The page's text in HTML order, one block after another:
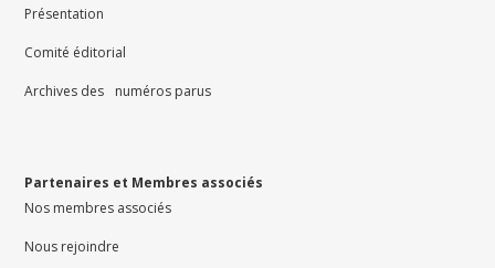
Présentation
Comité éditorial
Archives des numéros parus
Partenaires et Membres associés
Nos membres associés
Nous rejoindre